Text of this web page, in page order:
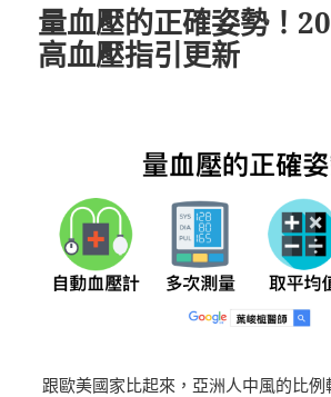
量血壓的正確姿勢！
高血壓指引更新
跟歐美國家比起來，亞洲人中風的比